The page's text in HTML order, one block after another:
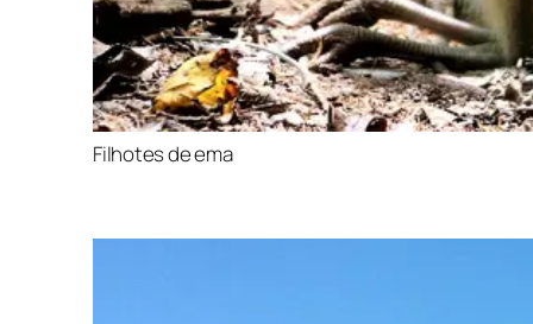
Filhotes de ema